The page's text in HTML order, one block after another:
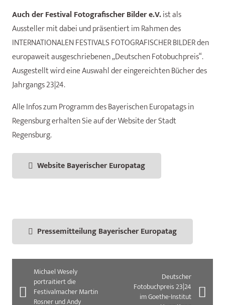
Auch der Festival Fotografischer Bilder e.V.ist als
Aussteller mit dabei und präsentiert im Rahmen des
INTERNATIONALEN FESTIVALS FOTOGRAFISCHER BILDER den
europaweit ausgeschriebenen „Deutschen Fotobuchpreis“.
Ausgestellt wird eine Auswahl der eingereichten Bücher des
Jahrgangs 23|24.
Alle Infos zum Programm des Bayerischen Europatags in
Regensburg erhalten Sie auf der Website der Stadt
Regensburg.
Website Bayerischer Europatag
Pressemitteilung Bayerischer Europatag
Michael Wesely
portraitiert die
Festivalmacher Martin
Rosner und Andy
Deutscher
Fotobuchpreis 23|24
im Goethe-Institut